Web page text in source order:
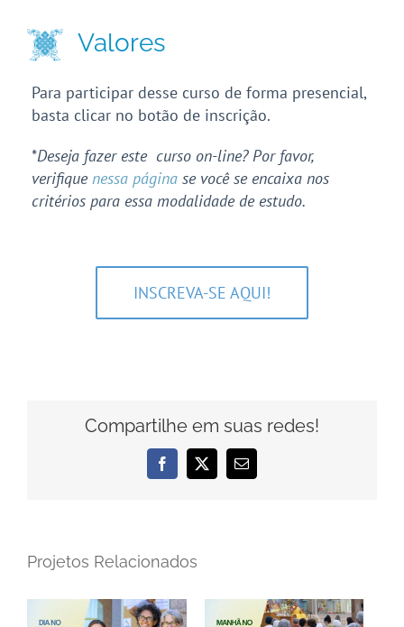
Valores
Para participar desse curso de forma presencial,
basta clicar no botão de inscrição.
*Deseja fazer estecurso on-line? Por favor,
verifiquenessa páginase você se encaixa nos
critérios para essa modalidade de estudo.
INSCREVA-SE AQUI!
Compartilhe em suas redes!
Facebook
X
E-
mail
Projetos Relacionados